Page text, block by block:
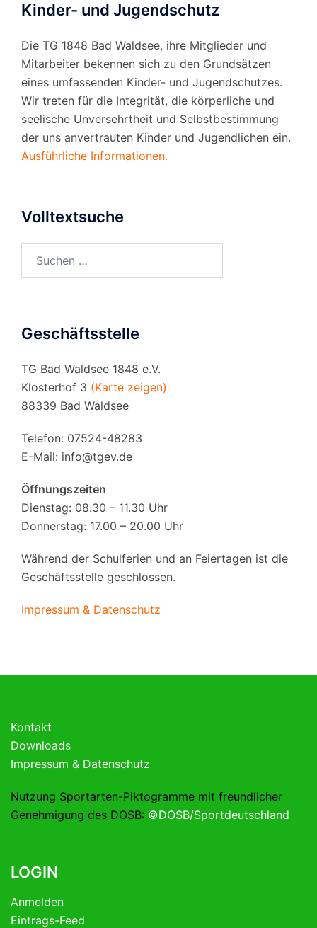
Kinder- und Jugendschutz
Die TG 1848 Bad Waldsee, ihre Mitglieder und
Mitarbeiter bekennen sich zu den Grundsätzen
eines umfassenden Kinder- und Jugendschutzes.
Wir treten für die Integrität, die körperliche und
seelische Unversehrtheit und Selbstbestimmung
der uns anvertrauten Kinder und Jugendlichen ein.
Ausführliche Informationen.
Volltextsuche
Geschäftsstelle
TG Bad Waldsee 1848 e.V.
Klosterhof 3 (Karte zeigen)
88339 Bad Waldsee
Telefon: 07524-48283
E-Mail: info@tgev.de
Öffnungszeiten
Dienstag: 08.30 – 11.30 Uhr
Donnerstag: 17.00 – 20.00 Uhr
Während der Schulferien und an Feiertagen ist die
Geschäftsstelle geschlossen.
Impressum & Datenschutz
Kontakt
Downloads
Impressum & Datenschutz
Nutzung Sportarten-Piktogramme mit freundlicher
Genehmigung des DOSB: ©DOSB/Sportdeutschland
LOGIN
Anmelden
Eintrags-Feed